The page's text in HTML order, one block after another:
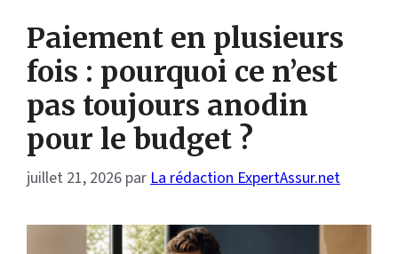
Paiement en plusieurs
fois : pourquoi ce n’est
pas toujours anodin
pour le budget ?
juillet 21, 2026 par La rédaction ExpertAssur.net